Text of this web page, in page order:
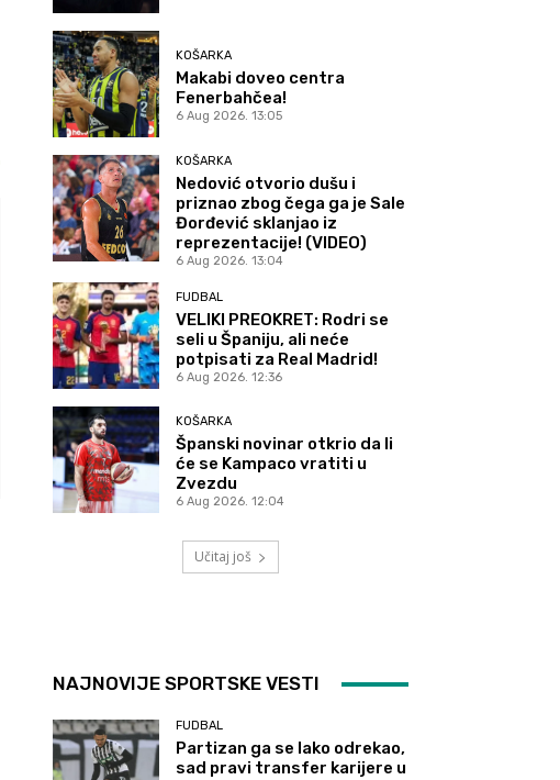
KOŠARKA
Makabi doveo centra
Fenerbahčea!
6 Aug 2026. 13:05
KOŠARKA
Nedović otvorio dušu i
priznao zbog čega ga je Sale
Đorđević sklanjao iz
reprezentacije! (VIDEO)
6 Aug 2026. 13:04
FUDBAL
VELIKI PREOKRET: Rodri se
seli u Španiju, ali neće
potpisati za Real Madrid!
6 Aug 2026. 12:36
KOŠARKA
Španski novinar otkrio da li
će se Kampaco vratiti u
Zvezdu
6 Aug 2026. 12:04
Učitaj još